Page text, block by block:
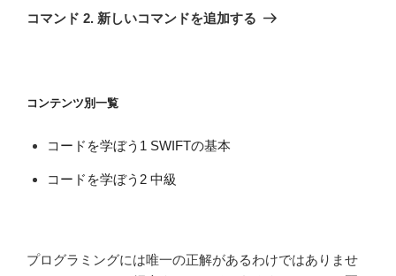
ゲ
ン
の
コマンド 2. 新しいコマンドを追加する
コンテンツ別一覧
コードを学ぼう1 SWIFTの基本
コードを学ぼう2 中級
プログラミングには唯一の正解があるわけではありませ